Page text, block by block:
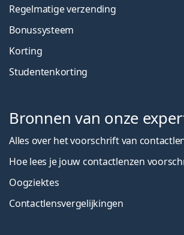
Regelmatige verzending
Bonussysteem
Korting
Studentenkorting
Bronnen van onze
Alles over het voorschrift van
Hoe lees je jouw contactlenzen
Oogziektes
Contactlensvergelijkingen